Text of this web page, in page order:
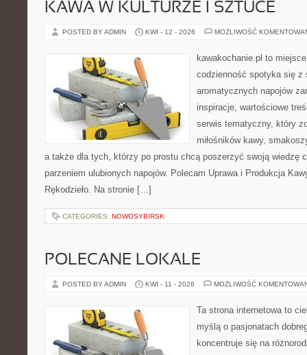
KAWA W KULTURZE I SZTUCE
POSTED BY ADMIN KWI - 12 - 2026 MOŻLIWOŚĆ
kawakochanie.pl to
codzienność spotyka się z
aromatycznych napojów
inspiracje, wartościowe
serwis tematyczny, który
miłośników kawy,
a także dla tych, którzy po prostu chcą poszerzyć swoją wiedzę
parzeniem ulubionych napojów. Polecam Uprawa i Produkcja
Rękodzieło. Na stronie […]
CATEGORIES: NOWOSYBIRSK
POLECANE LOKALE
POSTED BY ADMIN KWI - 11 - 2026 MOŻLIWOŚĆ
Ta strona internetowa to
myślą o pasjonatach
koncentruje się na